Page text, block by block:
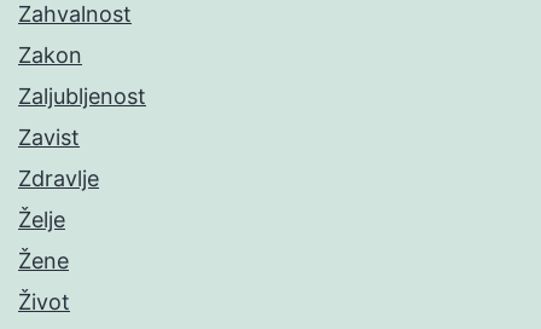
Zahvalnost
Zakon
Zaljubljenost
Zavist
Zdravlje
Želje
Žene
Život